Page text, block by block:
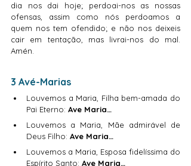
dia nos dai hoje; perdoai-nos as nossas
ofensas, assim como nós perdoamos a
quem nos tem ofendido; e não nos deixeis
cair em tentação, mas livrai-nos do mal.
Amén.
3 Avé-Marias
Louvemos a Maria, Filha bem-amada do
Pai Eterno: Ave Maria…
Louvemos a Maria, Mãe admirável de
Deus Filho: Ave Maria…
Louvemos a Maria, Esposa fidelíssima do
Espírito Santo: Ave Maria…